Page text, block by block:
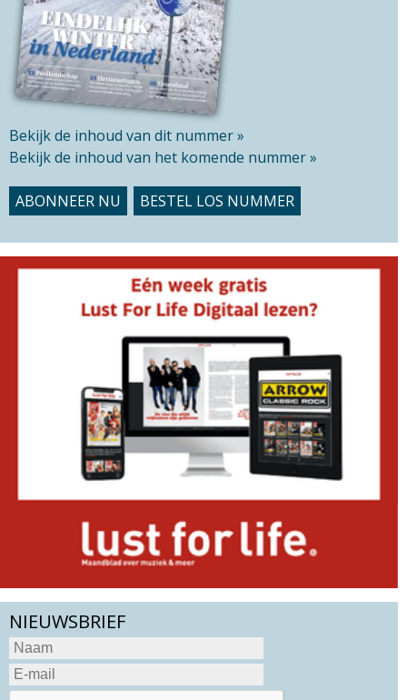
Bekijk de inhoud van dit nummer »
Bekijk de inhoud van het komende nummer »
ABONNEER NU BESTEL LOS NUMMER
NIEUWSBRIEF